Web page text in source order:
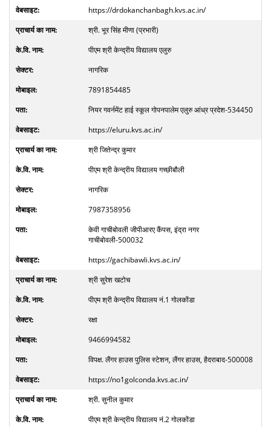
https://drdokanchanbagh.kvs.ac.in/
श्री. भूर सिंह मीणा (प्रभारी)
पीएम श्री केन्द्रीय विद्यालय एलुरु
नागरिक
7891854485
नियर गवर्नमेंट हाई स्कूल गोपनपालेम एलुरु आंध्र प्रदेश-534450
https://eluru.kvs.ac.in/
श्री जितेन्द्र कुमार
पीएम श्री केन्द्रीय विद्यालय गच्छीबौली
नागरिक
7987358956
केवी गाचीबोवली जीपीआरए कैंपस, इंद्रा नगर
गाचीबोवली-500032
https://gachibawli.kvs.ac.in/
श्री सुरेश खटोच
पीएम श्री केन्द्रीय विद्यालय नं.1 गोलकोंडा
रक्षा
9466994582
विपक्ष. लैंगर हाउस पुलिस स्टेशन, लैंगर हाउस, हैदराबाद-500008
https://no1golconda.kvs.ac.in/
श्री. सुनील कुमार
पीएम श्री केन्द्रीय विद्यालय नं.2 गोलकोंडा